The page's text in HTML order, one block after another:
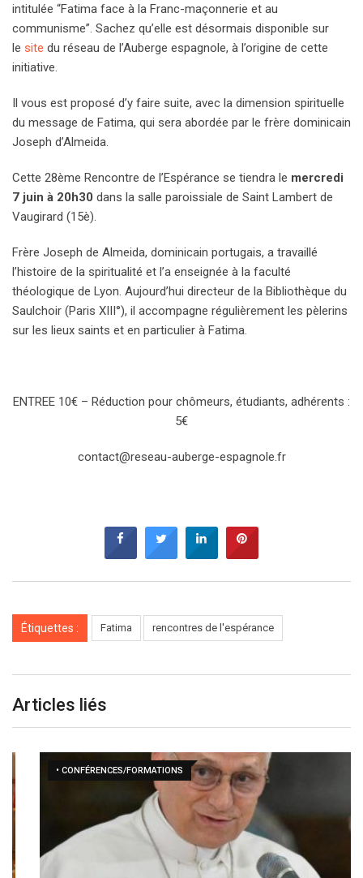
intitulée “Fatima face à la Franc-maçonnerie et au
communisme”. Sachez qu’elle est désormais disponible sur
le site du réseau de l’Auberge espagnole, à l’origine de cette
initiative.
Il vous est proposé d’y faire suite, avec la dimension spirituelle
du message de Fatima, qui sera abordée par le frère dominicain
Joseph d’Almeida.
Cette 28ème Rencontre de l’Espérance se tiendra le mercredi
7 juin à 20h30 dans la salle paroissiale de Saint Lambert de
Vaugirard (15è).
Frère Joseph de Almeida, dominicain portugais, a travaillé
l’histoire de la spiritualité et l’a enseignée à la faculté
théologique de Lyon. Aujourd’hui directeur de la Bibliothèque du
Saulchoir (Paris XIII°), il accompagne régulièrement les pèlerins
sur les lieux saints et en particulier à Fatima.
ENTREE 10€ – Réduction pour chômeurs, étudiants, adhérents :
5€
contact@reseau-auberge-espagnole.fr
Étiquettes : Fatima rencontres de l'espérance
Articles liés
• CONFÉRENCES/FORMATIONS